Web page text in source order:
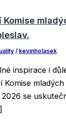
Komise
/ kevinholasek
inspirace i
mladých
se